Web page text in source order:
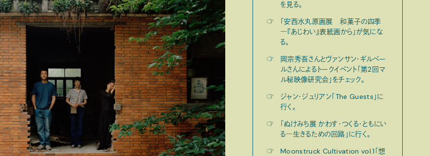
を見る。
☞
「安西水丸原画展 和菓子の四季
―『あじわい』表紙画から」が気にな
る。
☞
岡宗秀吾さんとヴァンサン・ギルベー
ルさんによるトークイベント「第2回マ
ル秘映像研究会」をチェック。
☞
ジャン・ジュリアン「The Guests」に
行く。
☞
「ぬけみち展 かわす・つくる・ともにい
る―生きるための回路」に行く。
☞
Moonstruck Cultivation vol.1「想